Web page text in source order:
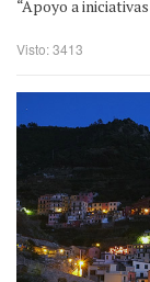
“Apoyo a
Visto: 3413